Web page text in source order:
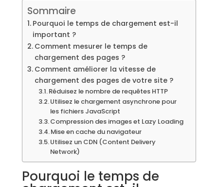
Sommaire
Pourquoi le temps de chargement est-il
important ?
Comment mesurer le temps de
chargement des pages ?
Comment améliorer la vitesse de
chargement des pages de votre site ?
Réduisez le nombre de requêtes HTTP
Utilisez le chargement asynchrone pour
les fichiers JavaScript
Compression des images et Lazy Loading
Mise en cache du navigateur
Utilisez un CDN (Content Delivery
Network)
Pourquoi le temps de